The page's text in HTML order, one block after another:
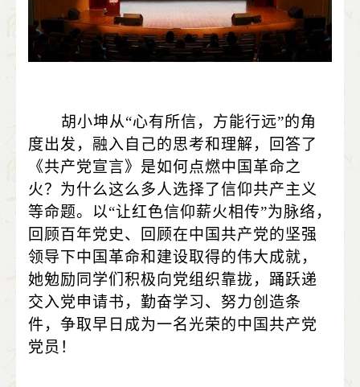
胡小坤从“心有所信，方能行远”的角
度出发，融入自己的思考和理解，回答了
《共产党宣言》是如何点燃中国革命之
火？为什么这么多人选择了信仰共产主义
等命题。以“让红色信仰薪火相传”为脉络，
回顾百年党史、回顾在中国共产党的坚强
领导下中国革命和建设取得的伟大成就，
她勉励同学们积极向党组织靠拢，踊跃递
交入党申请书，勤奋学习、努力创造条
件，争取早日成为一名光荣的中国共产党
党员！